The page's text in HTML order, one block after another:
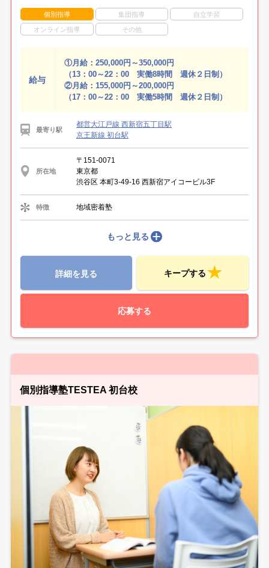
個別指導 集団指導 自立学習
オンライン指導 その他
給与
①月給：250,000円～350,000円
（13：00～22：00 実働8時間 週休２日制）
②月給：155,000円～200,000円
（17：00～22：00 実働5時間 週休２日制）
最寄り駅
都営大江戸線 西新宿五丁目駅
京王新線 初台駅
所在地
〒151-0071
東京都
渋谷区 本町3-49-16 西新宿アイコービル3F
特徴 地域密着塾
もっと見る
詳細を見る キープする
応募する
個別指導塾TESTEA 初台校